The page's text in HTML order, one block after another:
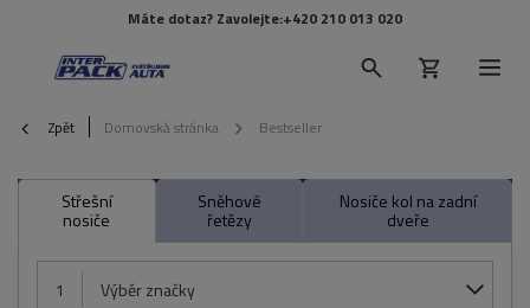
Máte dotaz? Zavolejte:+420 210 013 020
Zpět Domovská stránka Bestseller
Střešní
nosiče
Sněhové
řetězy
Nosiče kol na zadní
dveře
1 Výběr značky